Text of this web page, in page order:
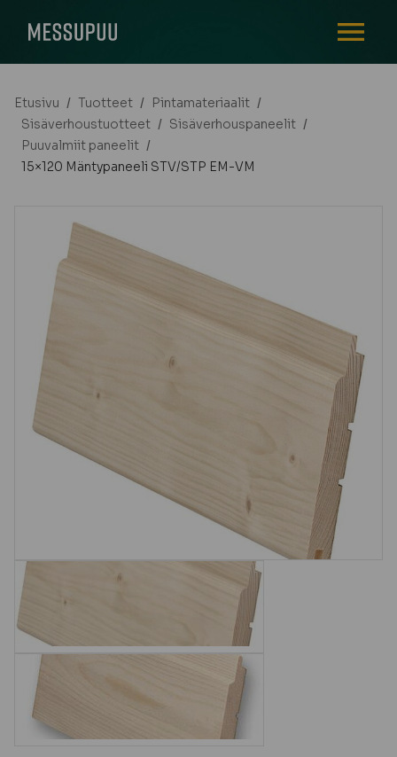
Etusivu / Tuotteet / Pintamateriaalit /
Sisäverhoustuotteet / Sisäverhouspaneelit /
Puuvalmiit paneelit /
15×120 Mäntypaneeli STV/STP EM-VM